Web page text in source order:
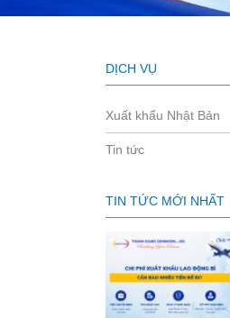
DỊCH VỤ
Xuất khẩu Nhật Bản
Tin tức
TIN TỨC MỚI NHẤT